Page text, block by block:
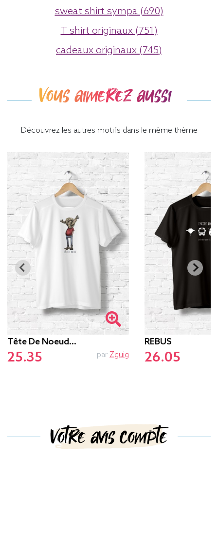
sweat shirt sympa (690)
T shirt originaux (751)
cadeaux originaux (745)
Vous aimerez aussi
Découvrez les autres motifs dans le même thème
Tête De Noeud…
25.35 par Zguig
REBUS
26.05
Votre avis compte